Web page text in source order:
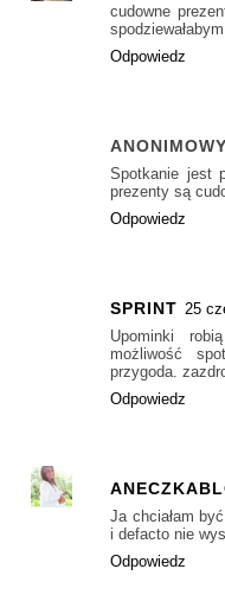
cudowne
Odpowiedz
ANONIMOWY
Spotkanie jest
prezenty są
Odpowiedz
SPRINT 25
Upominki
możliwość
przygoda.
Odpowiedz
Ja chciałam
i defacto nie
Odpowiedz